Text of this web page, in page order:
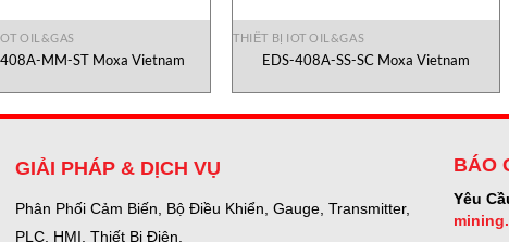
OIL&GAS
MM-ST Moxa Vietnam
THIẾT BỊ IOT OIL&GAS
EDS-408A-SS-SC Moxa Vietnam
GIẢI PHÁP & DỊCH VỤ
Phân Phối Cảm Biến, Bộ Điều Khiển, Gauge, Transmitter,
PLC, HMI, Thiết Bị Điện.
BÁO
Yêu